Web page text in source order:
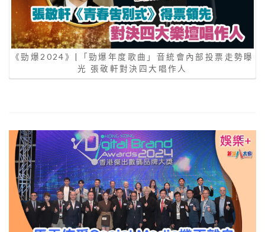
《勁爆2024》|「勁爆年度歌曲」音統會內部投票走勢曝
光 張敬軒對決四大唱作人